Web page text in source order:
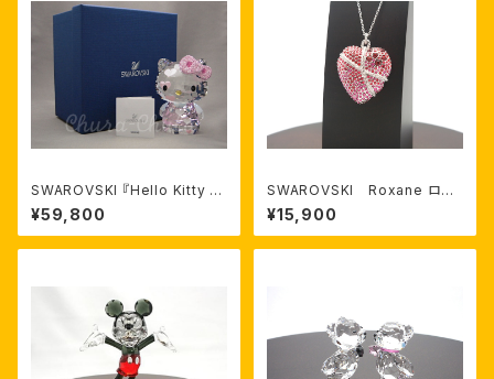
SWAROVSKI 『Hello Kitty H
earts（ハローキティ・ハート）・2
012年限定品』 スワロフスキー
商品番号1142934
¥59,800
SWAROVSKI Roxane ロン
グペンダント
¥15,900